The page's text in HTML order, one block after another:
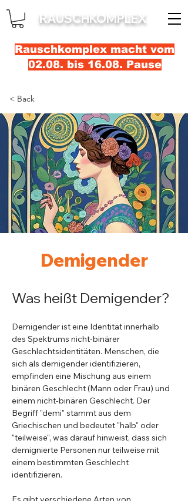
RAUSCHKOMPLEX
Rauschkomplex macht vom
02.08. bis 16.08. Pause
< Back
Demigender
Was heißt Demigender?
Demigender ist eine Identität innerhalb
des Spektrums nicht-binärer
Geschlechtsidentitäten. Menschen, die
sich als demigender identifizieren,
empfinden eine Mischung aus einem
binären Geschlecht (Mann oder Frau) und
einem nicht-binären Geschlecht. Der
Begriff "demi" stammt aus dem
Griechischen und bedeutet "halb" oder
"teilweise", was darauf hinweist, dass sich
demignierte Personen nur teilweise mit
einem bestimmten Geschlecht
identifizieren.